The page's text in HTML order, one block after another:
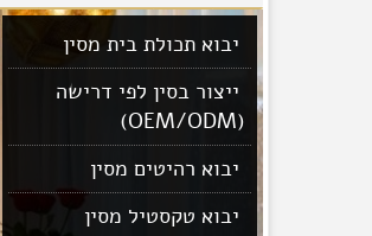
יבוא תכולת בית מסין
ייצור בסין לפי דרישה
(OEM/ODM)
יבוא רהיטים מסין
יבוא טקסטיל מסין